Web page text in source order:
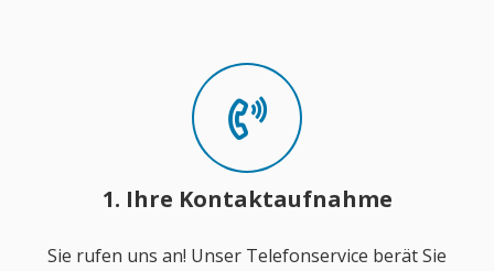
1. Ihre Kontaktaufnahme
Sie rufen uns an! Unser Telefonservice berät Sie